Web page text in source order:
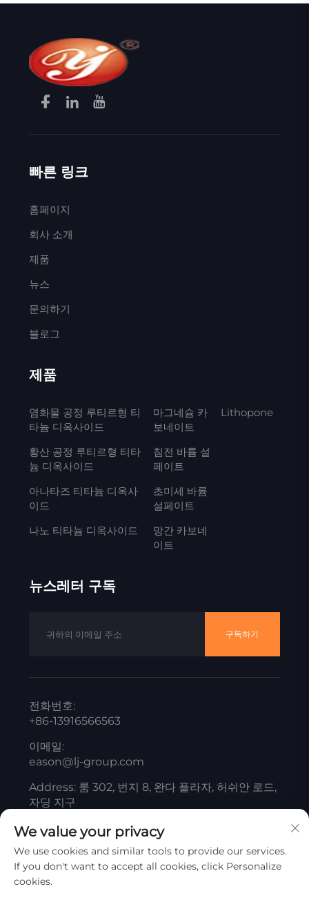
빠른 링크
홈페이지
회사 소개
제품
뉴스
문의하기
블로그
제품
염화물 공정 루티르형 티
타늄 디옥사이드
황산 공정 루티르형 티타
늄 디옥사이드
아나타즈 티타늄 디옥사
이드
나노 티타늄 디옥사이드
마그네슘 카
보네이트
침전 바륨 설
페이트
초미세 바륨
설페이트
망간 카보네
이트
Lithopone
뉴스레터 구독
구독하기
전화번호:
+86-13916566563
이메일:
eason@lj-group.com
Address: 룸 302, 번지 8, 완다 플라자, 허쉬안 로드,
자딩 지구
저작권 © 상하이 량장 티타늄 화이트 제품 유한 회사. 모든
권리 보유.
개인정보 보호정책
We value your privacy
We use cookies and similar tools to provide our services.
If you don't want to accept all cookies, click Personalize
cookies.